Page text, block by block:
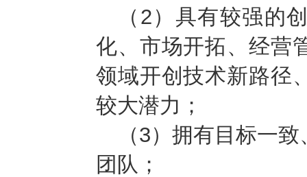
（2）具有较强的
化、市场开拓、经营
领域开创技术新路径
较大潜力；
（3）拥有目标一
团队；